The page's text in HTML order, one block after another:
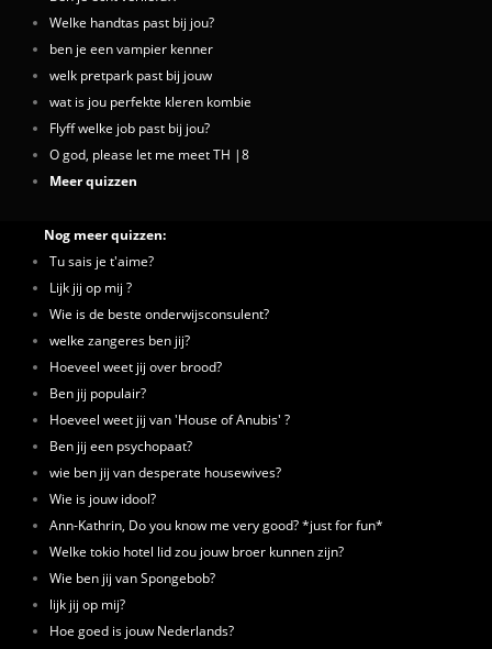
Welke handtas past bij jou?
ben je een vampier kenner
welk pretpark past bij jouw
wat is jou perfekte kleren kombie
Flyff welke job past bij jou?
O god, please let me meet TH |8
Meer quizzen
Nog meer quizzen:
Tu sais je t'aime?
Lijk jij op mij ?
Wie is de beste onderwijsconsulent?
welke zangeres ben jij?
Hoeveel weet jij over brood?
Ben jij populair?
Hoeveel weet jij van 'House of Anubis' ?
Ben jij een psychopaat?
wie ben jij van desperate housewives?
Wie is jouw idool?
Ann-Kathrin, Do you know me very good? *just for fun*
Welke tokio hotel lid zou jouw broer kunnen zijn?
Wie ben jij van Spongebob?
lijk jij op mij?
Hoe goed is jouw Nederlands?